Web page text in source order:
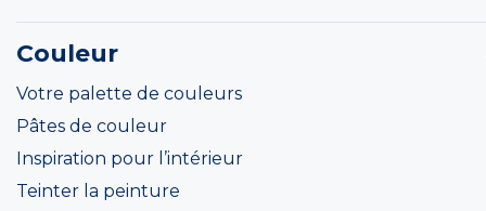
Couleur
Votre palette de couleurs
Pâtes de couleur
Inspiration pour l’intérieur
Teinter la peinture